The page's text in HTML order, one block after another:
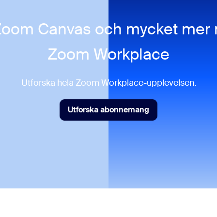
Canvas och mycket mer
Zoom Workplace
Utforska hela Zoom Workplace-upplevelsen.
Utforska abonnemang
Utforska abonnemang